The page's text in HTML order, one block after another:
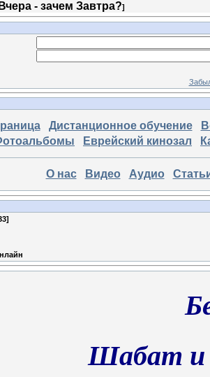
- зачем Завтра?]
Дистанционное обучение
Еврейский кинозал
О нас Видео Аудио
Шабат